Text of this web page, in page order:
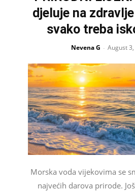
djeluje na
svako treba
Nevena G - August
Morska voda vijekovima se
najvećih darova prirode.